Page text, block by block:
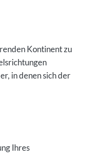
Kontinent zu
in denen sich der
Ihres